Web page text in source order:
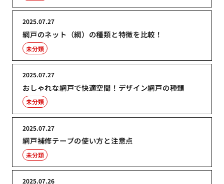
網戸のネット（網）の種類と特徴を比較！
2025.07.27
未分類
おしゃれな網戸で快適空間！デザイン網戸の種類
2025.07.27
未分類
網戸補修テープの使い方と注意点
2025.07.27
未分類
2025.07.26